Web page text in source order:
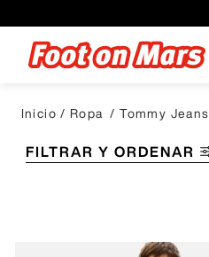
Ropa Tommy Jeans
FILTRAR Y ORDENAR